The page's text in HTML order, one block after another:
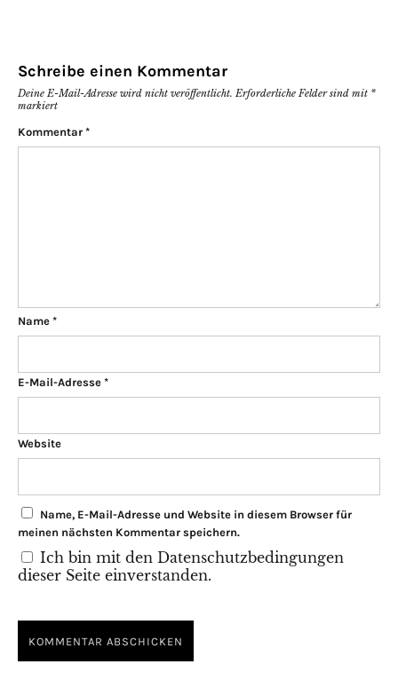
Schreibe einen Kommentar
Deine E-Mail-Adresse wird nicht veröffentlicht. Erforderliche Felder sind mit *
markiert
Kommentar *
Name *
E-Mail-Adresse *
Website
Name, E-Mail-Adresse und Website in diesem Browser für
meinen nächsten Kommentar speichern.
Ich bin mit den Datenschutzbedingungen
dieser Seite einverstanden.